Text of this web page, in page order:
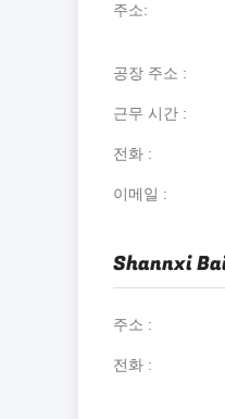
주소
공장 주소
근무 시간
전화
이메일
Shannxi
주소
전화